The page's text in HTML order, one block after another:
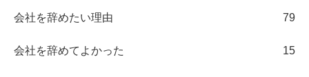
会社を辞めたい理由 79
会社を辞めてよかった 15